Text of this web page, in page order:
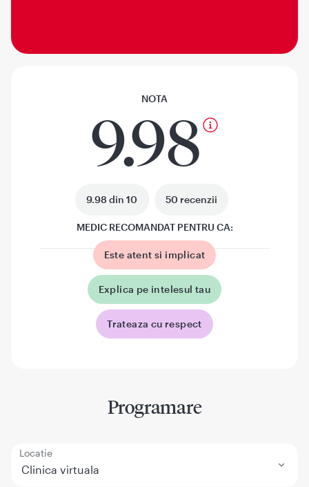
NOTA
9.98
9.98 din 10 50 recenzii
MEDIC RECOMANDAT PENTRU CA:
Este atent si implicat
Explica pe intelesul tau
Trateaza cu respect
Programare
Locatie
Clinica virtuala